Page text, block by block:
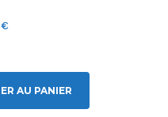
€
AU PANIER